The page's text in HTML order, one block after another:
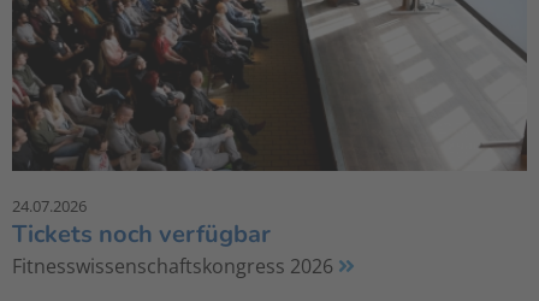
24.07.2026
Tickets noch verfügbar
Fitnesswissenschaftskongress 2026